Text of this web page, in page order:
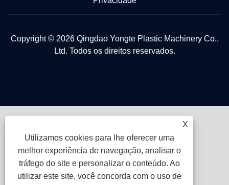
Copyright © 2026 Qingdao Yongte Plastic Machinery Co.,
Ltd. Todos os direitos reservados.
X
Utilizamos cookies para lhe oferecer uma
melhor experiência de navegação, analisar o
tráfego do site e personalizar o conteúdo. Ao
utilizar este site, você concorda com o uso de